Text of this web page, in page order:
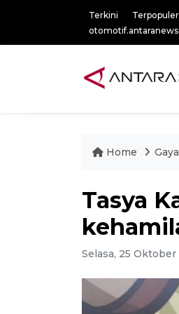
Terkini Terpopuler
Home
Tasya
Selasa, 25